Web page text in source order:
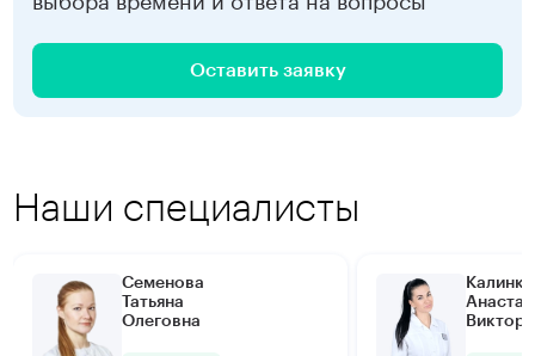
Оставить заявку
Наши специалисты
Семенова
Татьяна
Олеговна